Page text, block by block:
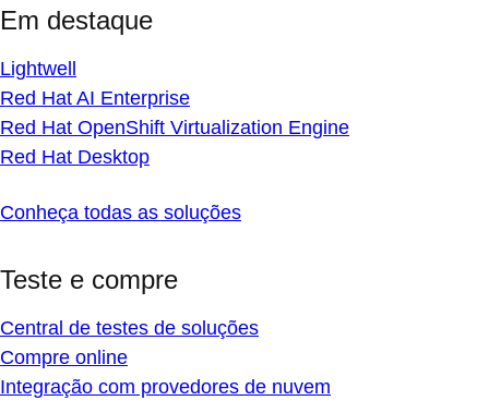
Em destaque
Lightwell
Red Hat AI Enterprise
Red Hat OpenShift Virtualization Engine
Red Hat Desktop
Conheça todas as soluções
Teste e compre
Central de testes de soluções
Compre online
Integração com provedores de nuvem